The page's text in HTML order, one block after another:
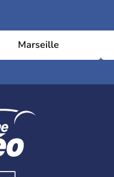
Marseille